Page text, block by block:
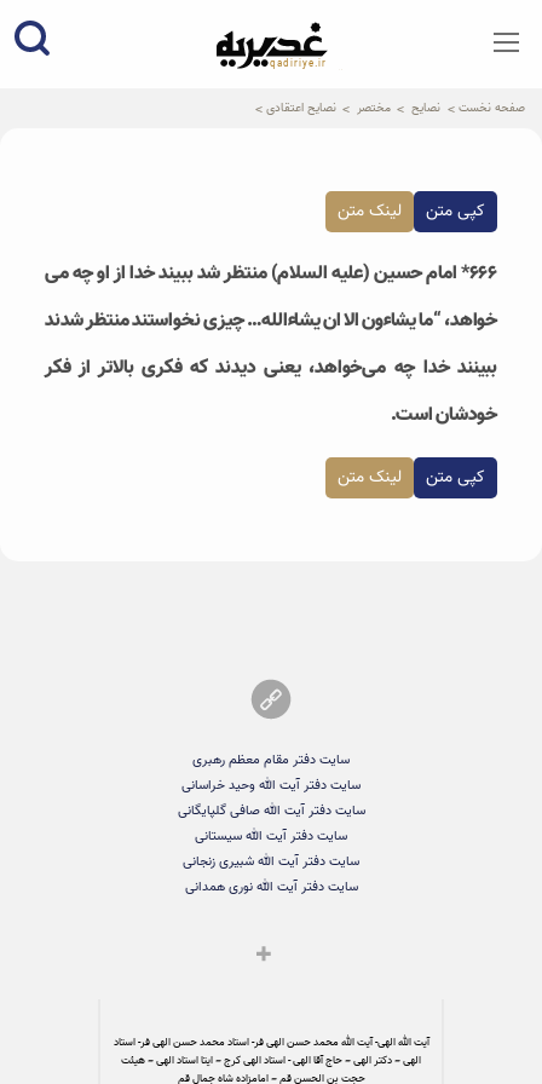
qadiriye.ir
نشریه ی غدیریه-بیانات استاد
صفحه نخست نصایح مختصر نصایح اعتقادی
کپی متن لینک متن
۶۶۶* امام حسین (علیه السلام) منتظر شد ببیند خدا از او چه می
خواهد، “ما یشاءون الا ان یشاءالله… چیزی نخواستند منتظر شدند
ببینند خدا چه می‌خواهد، یعنی دیدند که فکری بالاتر از فکر
خودشان است.
کپی متن لینک متن
سایت دفتر مقام معظم رهبری
سایت دفتر آیت الله وحید خراسانی
سایت دفتر آیت الله صافی گلپایگانی
سایت دفتر آیت الله سیستانی
سایت دفتر آیت الله شبیری زنجانی
سایت دفتر آیت الله نوری همدانی
آیت الله الهی- آیت الله محمد حسن الهی فر- استاد محمد حسن الهی فر- استاد
الهی – دکتر الهی – حاج آقا الهی - استاد الهی کرج – ایتا استاد الهی – هیئت
حجت بن الحسن قم – امامزاده شاه جمال قم